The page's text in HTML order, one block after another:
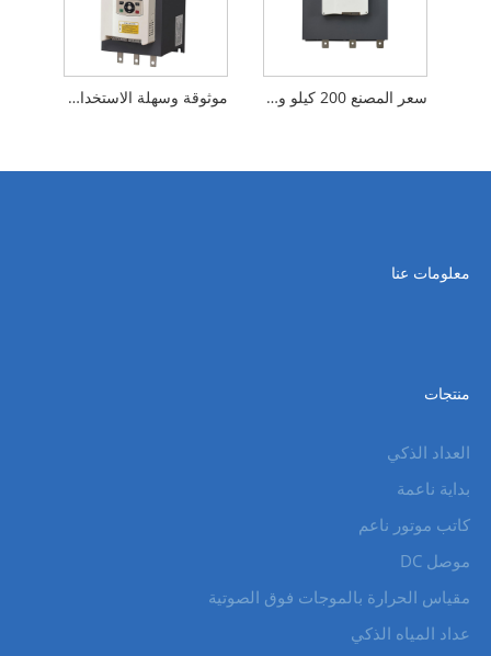
موثوقة وسهلة الاستخدام 75KW AC Soft Starter لحماية محرك التيار المتردد الكهربائي سعر المصنع 200 كيلو وات 3 مراحل مدمج في محرك التيار المتردد الالتفافي لاستغلال النفط
معلومات عنا
منتجات
العداد الذكي
بداية ناعمة
كاتب موتور ناعم
موصل DC
مقياس الحرارة بالموجات فوق الصوتية
عداد المياه الذكي